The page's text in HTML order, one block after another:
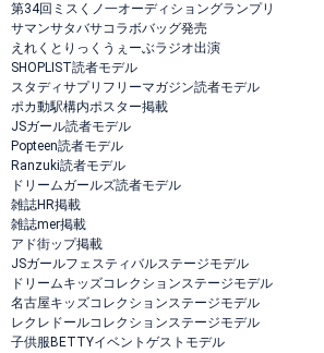
第34回ミスくノ一オーディショングランプリ
サマンサタバサコラボバッグ発売
えれくとりっくうぇーぶラジオ出演
SHOPLIST読者モデル
スタディサプリフリーマガジン読者モデル
ポカ動駅構内ポスター掲載
JSガール読者モデル
Popteen読者モデル
Ranzuki読者モデル
ドリームガールズ読者モデル
雑誌HR掲載
雑誌mer掲載
アド街ップ掲載
JSガールフェスティバルステージモデル
ドリームキッズコレクションステージモデル
名古屋キッズコレクションステージモデル
レクレドールコレクションステージモデル
子供服BETTYイベントゲストモデル